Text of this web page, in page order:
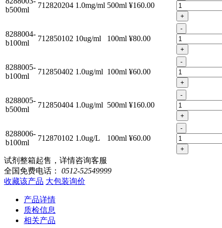
b500ml
712820204 1.0mg/ml 500ml ¥160.00
+
8288004-
b100ml
712850102 10ug/ml 100ml ¥80.00
-
+
8288005-
b100ml
712850402 1.0ug/ml 100ml ¥60.00
-
+
8288005-
b500ml
712850404 1.0ug/ml 500ml ¥160.00
-
+
8288006-
b100ml
712870102 1.0ug/L 100ml ¥60.00
-
+
试剂整箱起售，详情咨询客服
全国免费电话： 0512-52549999
收藏该产品 大包装询价
产品详情
质检信息
相关产品